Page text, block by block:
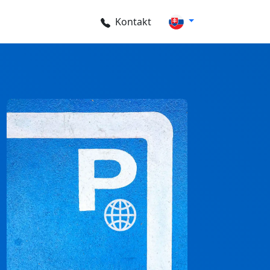
Kontakt